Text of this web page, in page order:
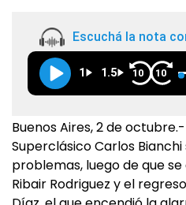
Escuchá la nota
1 1.5 10 10
Buenos Aires, 2 de
Superclásico Carlos
problemas, luego de que
Ribair Rodriguez y el